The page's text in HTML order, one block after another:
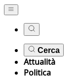
Cerca
Attualità
Politica